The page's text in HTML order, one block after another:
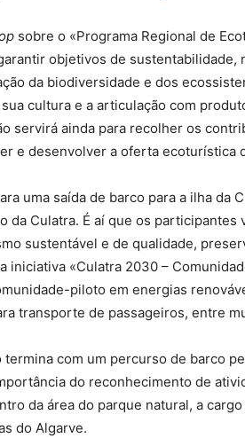
sobre o «Programa Regional de
objetivos de sustentabilidade,
da biodiversidade e dos
cultura e a articulação com
servirá ainda para recolher os
e desenvolver a oferta ecoturística
uma saída de barco para a ilha da
da Culatra. É aí que os
sustentável e de qualidade,
iniciativa «Culatra 2030 –
piloto em energias
transporte de passageiros, entre
termina com um percurso de barco
do reconhecimento de
da área do parque natural, a
do Algarve.